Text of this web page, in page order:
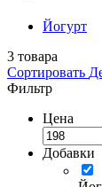
Йогурт
3 товара
Сортировать
Фильтр
Цена
Добавки